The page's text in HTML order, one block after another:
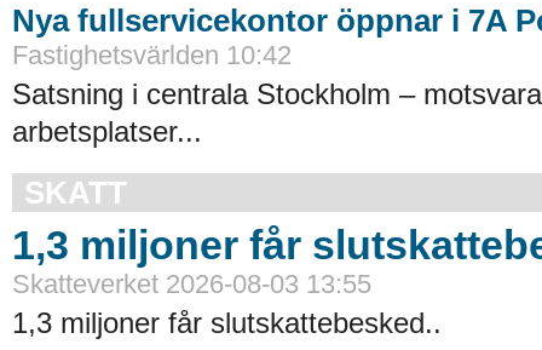
Nya fullservicekontor öppnar i 7A
Fastighetsvärlden 10:42
Satsning i centrala Stockholm –
arbetsplatser...
SKATT
1,3 miljoner får
Skatteverket 2026-08-03 13:55
1,3 miljoner får slutskattebesked..